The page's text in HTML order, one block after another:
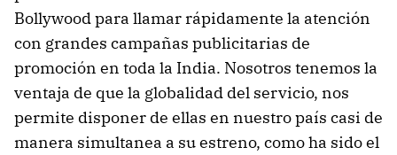
Bollywood para llamar rápidamente la atención
con grandes campañas publicitarias de
promoción en toda la India. Nosotros tenemos la
ventaja de que la globalidad del servicio, nos
permite disponer de ellas en nuestro país casi de
manera simultanea a su estreno, como ha sido el